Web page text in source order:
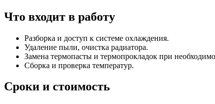
Что входит в работу
Разборка и доступ к системе охлаждения.
Удаление пыли, очистка радиатора.
Замена термопасты и термопрокладок при
Сборка и проверка температур.
Сроки и стоимость